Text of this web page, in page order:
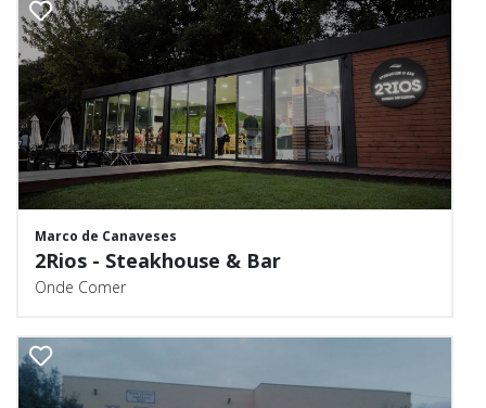
Marco de Canaveses
2Rios - Steakhouse & Bar
Onde Comer